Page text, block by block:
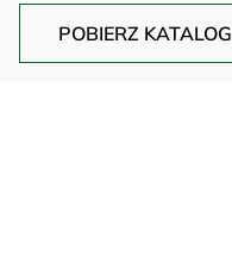
POBIERZ KATALOG